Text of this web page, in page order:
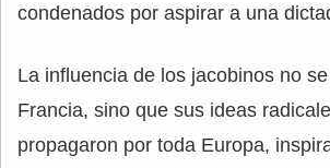
condenados por aspirar a una
La influencia de los jacobinos no
Francia, sino que sus ideas
propagaron por toda Europa,